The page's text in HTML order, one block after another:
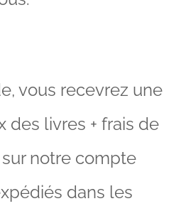
vous recevrez une
des livres + frais de
notre compte
dans les